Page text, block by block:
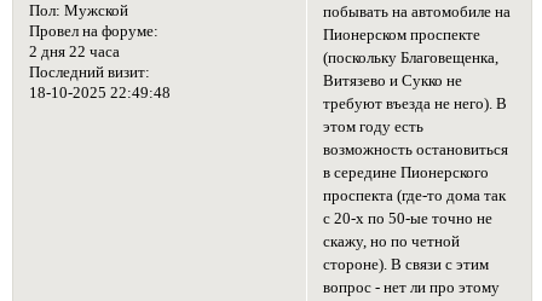
Пол: Мужской
Провел на форуме:
2 дня 22 часа
Последний визит:
18-10-2025 22:49:48
побывать на автомобиле на
Пионерском проспекте
(поскольку Благовещенка,
Витязево и Сукко не
требуют въезда не него). В
этом году есть
возможность остановиться
в середине Пионерского
проспекта (где-то дома так
с 20-х по 50-ые точно не
скажу, но по четной
стороне). В связи с этим
вопрос - нет ли про этому